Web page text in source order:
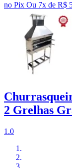
no Pix Ou 7x de R$
2 Grelhas
1.0